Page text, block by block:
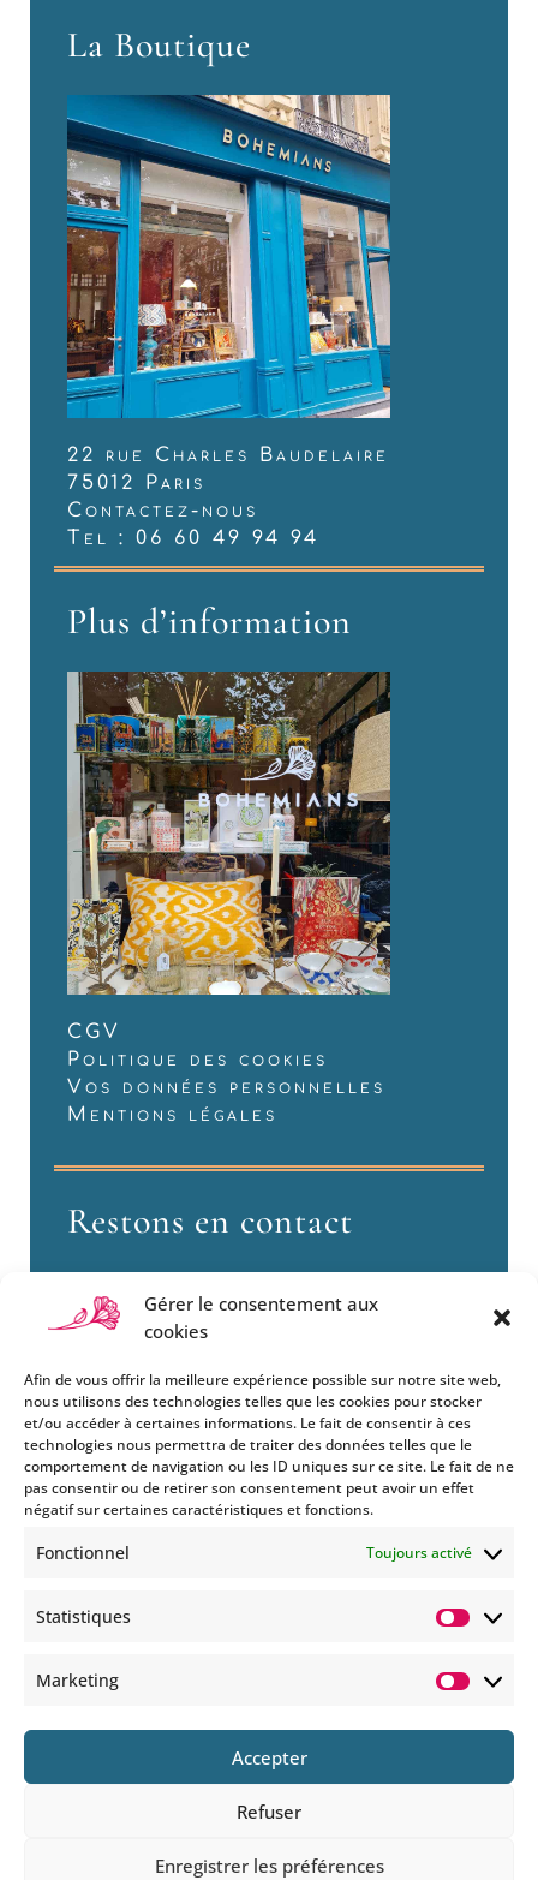
Gérer le consentement aux
cookies
Afin de vous offrir la meilleure expérience possible sur notre site web,
nous utilisons des technologies telles que les cookies pour stocker
et/ou accéder à certaines informations. Le fait de consentir à ces
technologies nous permettra de traiter des données telles que le
comportement de navigation ou les ID uniques sur ce site. Le fait de ne
pas consentir ou de retirer son consentement peut avoir un effet
négatif sur certaines caractéristiques et fonctions.
Fonctionnel Toujours activé
Statistiques
Marketing
Accepter
Refuser
Enregistrer les préférences
La Boutique
22 rue Charles Baudelaire
75012 Paris
Contactez-nous
Tel : 06 60 49 94 94
Plus d’information
CGV
Politique des cookies
Vos données personnelles
Mentions légales
Restons en contact
Si vous souhaitez être informés
des nouveautés et évènements
que nous organisons
abonnez-vous à notre
de nos MMS.
En savoir plus